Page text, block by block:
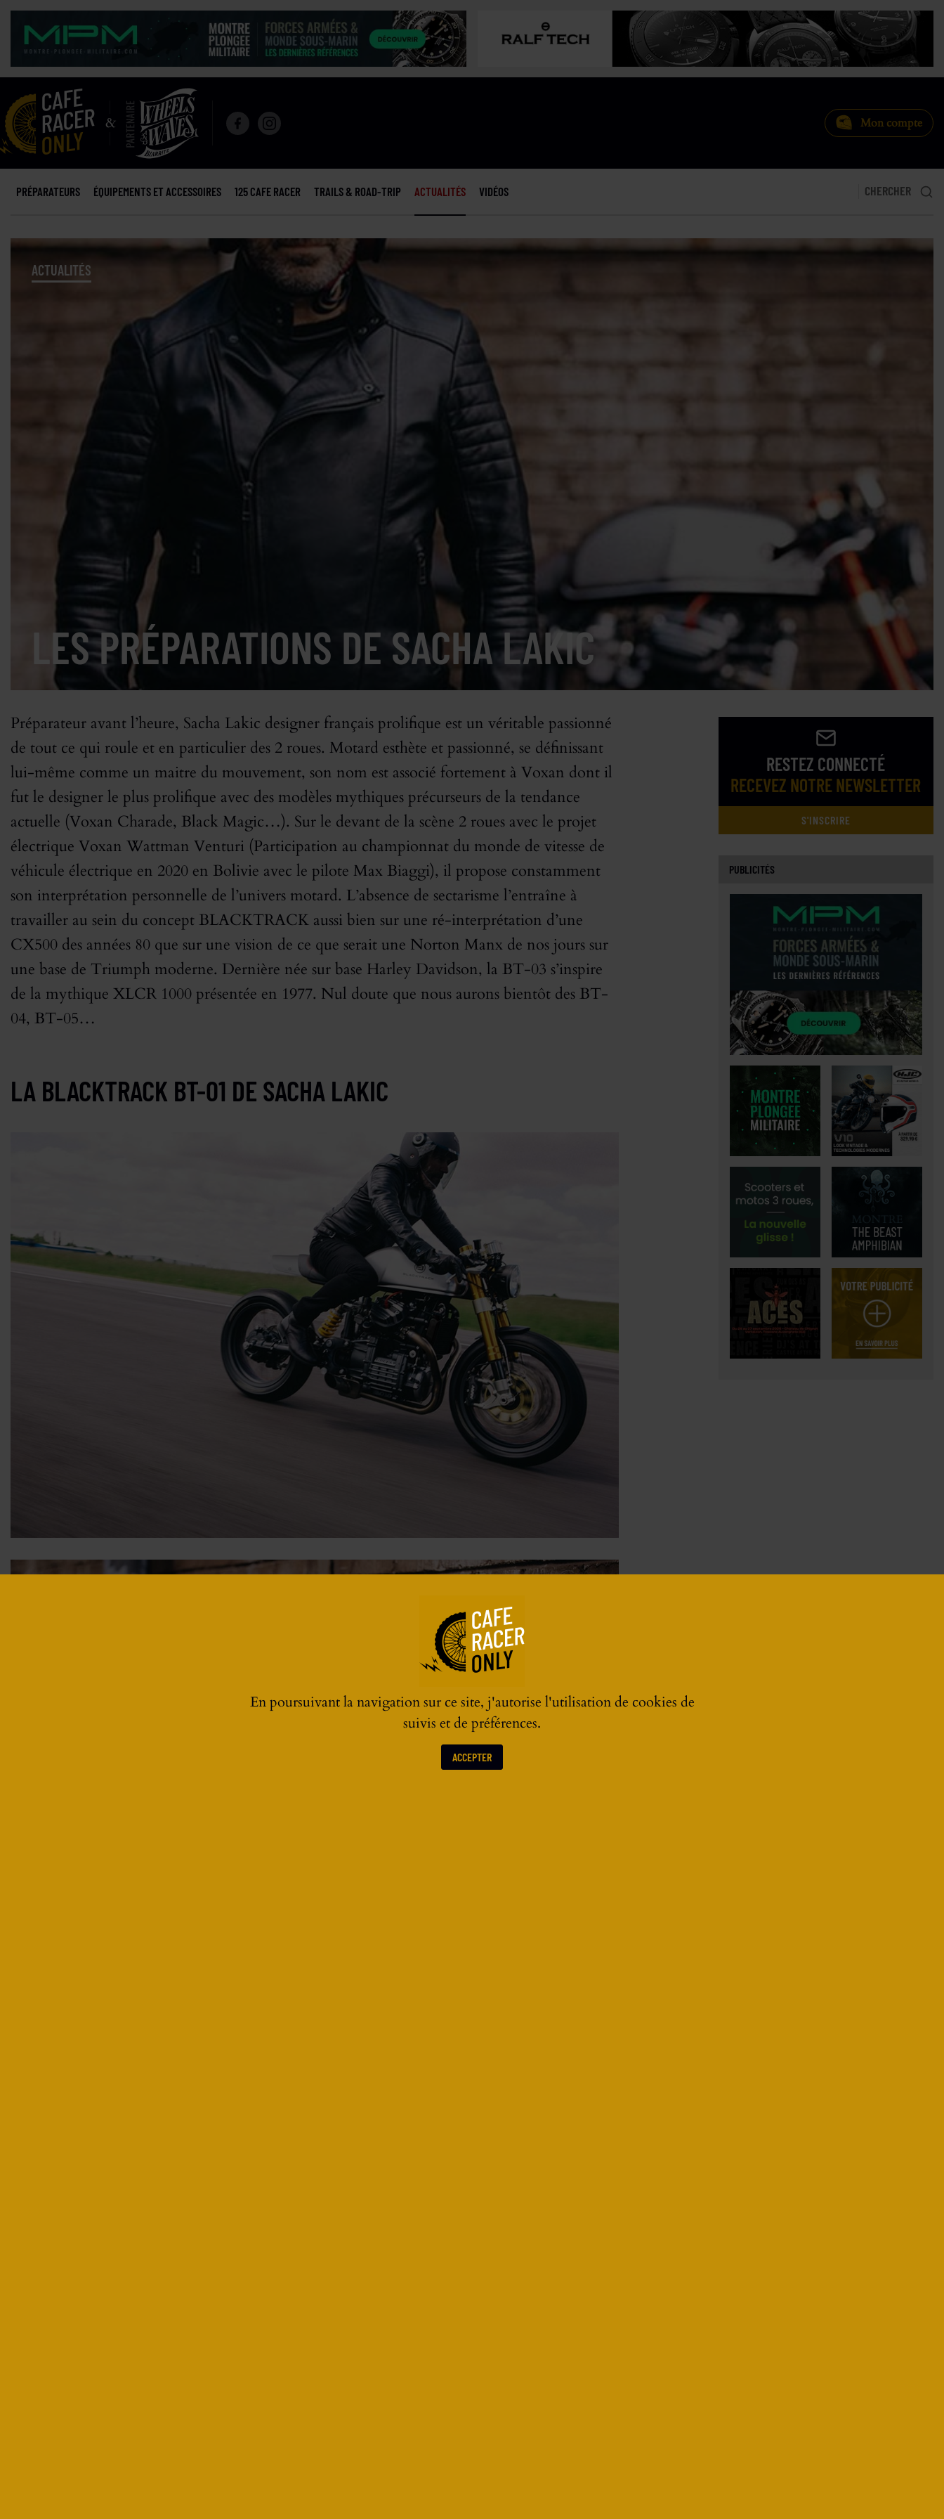
Mon compte
PRÉPARATEURS ÉQUIPEMENTS ET ACCESSOIRES 125 CAFE RACER TRAILS & ROAD-TRIP ACTUALITÉS VIDÉOS CHERCHER
ACTUALITÉS
LES PRÉPARATIONS DE SACHA LAKIC
Préparateur avant l’heure, Sacha Lakic designer français prolifique est un véritable passionné
de tout ce qui roule et en particulier des 2 roues. Motard esthète et passionné, se définissant
lui-même comme un maitre du mouvement, son nom est associé fortement à Voxan dont il
fut le designer le plus prolifique avec des modèles mythiques précurseurs de la tendance
actuelle (Voxan Charade, Black Magic…). Sur le devant de la scène 2 roues avec le projet
électrique Voxan Wattman Venturi (Participation au championnat du monde de vitesse de
véhicule électrique en 2020 en Bolivie avec le pilote Max Biaggi), il propose constamment
son interprétation personnelle de l’univers motard. L’absence de sectarisme l’entraîne à
travailler au sein du concept BLACKTRACK aussi bien sur une ré-interprétation d’une
CX500 des années 80 que sur une vision de ce que serait une Norton Manx de nos jours sur
une base de Triumph moderne. Dernière née sur base Harley Davidson, la BT-03 s’inspire
de la mythique XLCR 1000 présentée en 1977. Nul doute que nous aurons bientôt des BT-
04, BT-05…
LA BLACKTRACK BT-01 DE SACHA LAKIC
RESTEZ CONNECTÉ
RECEVEZ NOTRE NEWSLETTER
S'INSCRIRE
PUBLICITÉS
En poursuivant la navigation sur ce site, j'autorise l'utilisation de cookies de
suivis et de préférences.
ACCEPTER